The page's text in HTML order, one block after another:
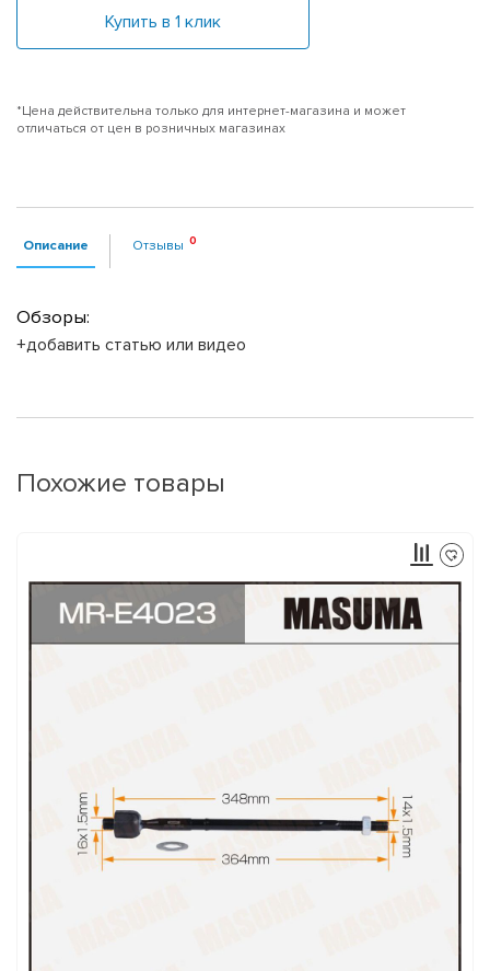
Купить в 1 клик
*Цена действительна только для интернет-магазина и может
отличаться от цен в розничных магазинах
Описание Отзывы
Обзоры:
+добавить статью или видео
Похожие товары